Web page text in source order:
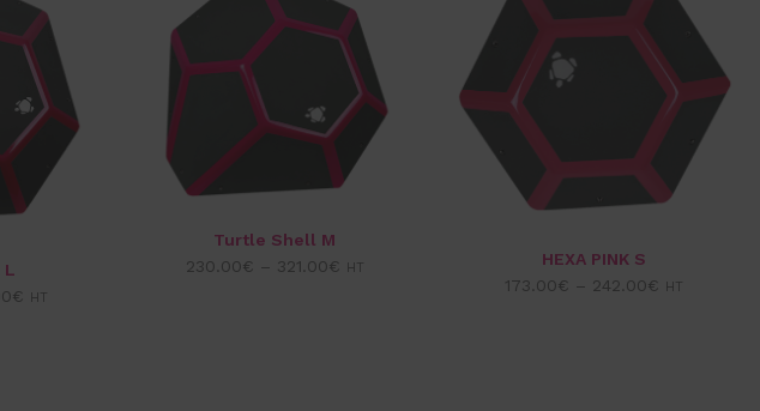
€ HT
Turtle Shell M
230.00€ – 321.00€ HT
HEXA PINK S
173.00€ – 242.00€ HT